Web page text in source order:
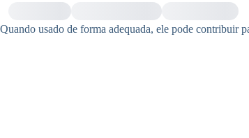
Quando usado de forma adequada, ele pode contribuir